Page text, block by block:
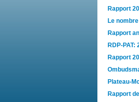
Rapport
Le
Rapport
RDP-
Rapport
Plateau-
Rapport